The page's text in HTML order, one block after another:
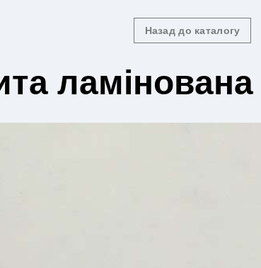
Назад до каталогу
ламінована